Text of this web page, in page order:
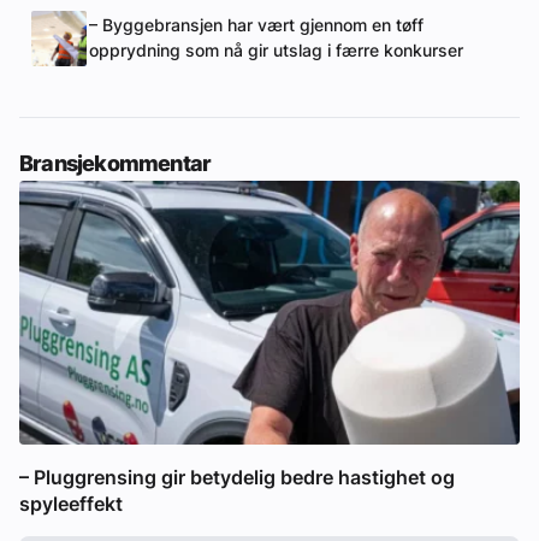
– Byggebransjen har vært gjennom en tøff
opprydning som nå gir utslag i færre konkurser
Bransjekommentar
– Pluggrensing gir betydelig bedre hastighet og
spyleeffekt